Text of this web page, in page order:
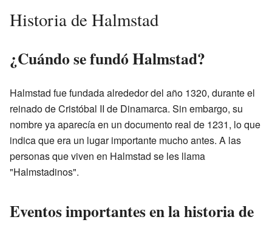
Historia de Halmstad
¿Cuándo se fundó Halmstad?
Halmstad fue fundada alrededor del año 1320, durante el
reinado de Cristóbal II de Dinamarca. Sin embargo, su
nombre ya aparecía en un documento real de 1231, lo que
indica que era un lugar importante mucho antes. A las
personas que viven en Halmstad se les llama
"Halmstadinos".
Eventos importantes en la historia de